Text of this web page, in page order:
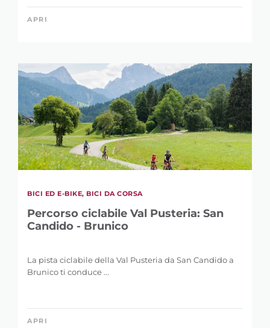
0 km
146 km
DISLIVELLO
1 m
5.121 m
APRI
BICI ED E-BIKE, BICI DA CORSA
Percorso ciclabile Val Pusteria: San
Candido - Brunico
La pista ciclabile della Val Pusteria da San Candido a
Brunico ti conduce ...
APRI